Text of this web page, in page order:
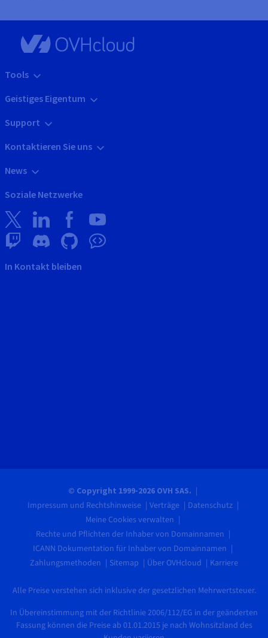
Tools
Geistiges Eigentum
Support
Kontaktieren Sie uns
News
Soziale Netzwerke
In Kontakt bleiben
© Copyright 1999-2026 OVH SAS.
Impressum und Rechtshinweise Verträge
Datenschutz
Meine Cookies verwalten
Rechte und Pflichten der Inhaber von Domainnamen
ICANN Dokumentation für Inhaber von Domainnamen
Zahlungsmethoden
Sitemap Über OVHcloud Karriere
Alle Preise verstehen sich inklusive der gesetzlichen Mehrwertsteuer.
In Übereinstimmung mit der Richtlinie 2006/112/EG in der geänderten
Fassung können die Preise ab 01.01.2015 je nach Wohnsitzland des